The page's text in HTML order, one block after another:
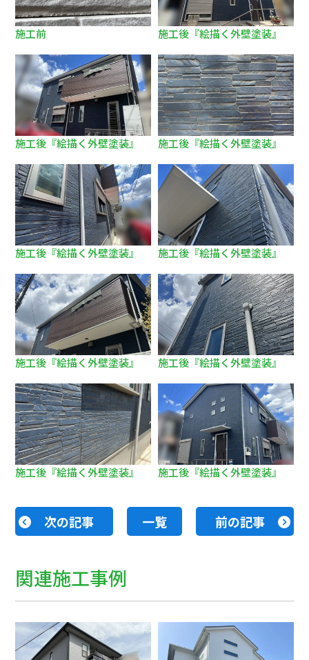
施工前 施工後『絵描く外壁塗装』
施工後『絵描く外壁塗装』 施工後『絵描く外壁塗装』
施工後『絵描く外壁塗装』 施工後『絵描く外壁塗装』
施工後『絵描く外壁塗装』 施工後『絵描く外壁塗装』
施工後『絵描く外壁塗装』 施工後『絵描く外壁塗装』
次の記事 一覧 前の記事
関連施工事例